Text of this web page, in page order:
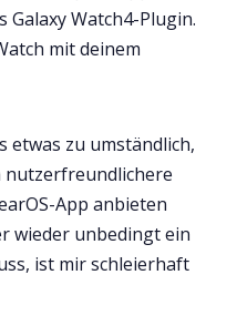
Watch4-Plugin.
mit deinem
etwas zu umständlich,
nutzerfreundlichere
App anbieten
wieder unbedingt ein
ist mir schleierhaft